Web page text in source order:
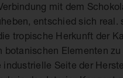
mit dem
entschied sich real.
tropische Herkunft der
botanischen Elementen
industrielle Seite der